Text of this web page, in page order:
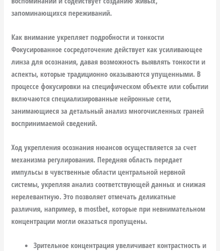
запоминающихся переживаний.
Как внимание укрепляет подробности и тонкости
Фокусированное сосредоточение действует как усиливающее
линза для осознания, давая возможность выявлять тонкости и
аспекты, которые традиционно оказываются упущенными. В
процессе фокусировки на специфическом объекте или событии
включаются специализированные нейронные сети,
занимающиеся за детальный анализ многочисленных граней
воспринимаемой сведений.
Ход укрепления осознания нюансов осуществляется за счет
механизма регулирования. Передняя область передает
импульсы в чувственные области центральной нервной
системы, укрепляя анализ соответствующей данных и снижая
нерелевантную. Это позволяет отмечать деликатные
различия, например, в mostbet, которые при невнимательном
концентрации могли оказаться пропущены.
Зрительное концентрация увеличивает контрастность и